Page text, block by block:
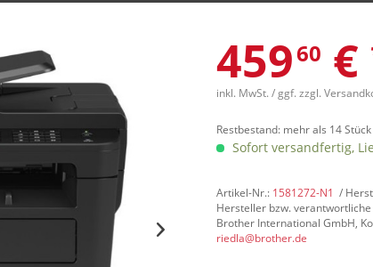
45960 €
inkl. MwSt. / ggf. zzgl.
Restbestand: mehr als 14
Sofort versandfertig,
Artikel-Nr.: 1581272-N1 /
Hersteller bzw.
Brother International GmbH,
riedla@brother.de